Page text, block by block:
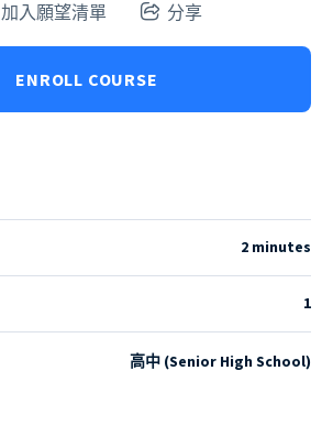
加入願望清單 分享
ENROLL COURSE
2 minutes
1
高中 (Senior High School)